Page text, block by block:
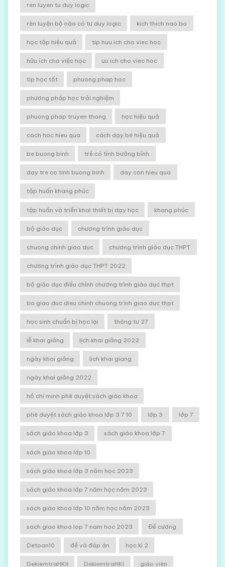
ren luyen tu duy logic
rèn luyện bộ não có tư duy logic kich thich nao bo
học tập hiệu quả tip huu ich cho viec hoc
hữu ích cho việc học uu ich cho viec hoc
tip học tốt phuong phap hoc
phương pháp học trải nghiệm
phuong phap truyen thong học hiệu quả
cach hoc hieu qua cách dạy bé hiệu quả
be buong binh trẻ có tính bướng bỉnh
day tre co tinh buong binh day con hieu qua
tập huấn khang phúc
tập huấn và triển khai thiết bị dạy học khang phúc
bộ giáo dục chương trình giáo dục
chuong chinh giao duc chương trình giáo dục THPT
chương trình giáo dục THPT 2022
bộ giáo dục điều chỉnh chương trình giáo dục thpt
bo giao duc dieu chinh chuong trinh giao duc thpt
học sinh chuẩn bị học lại thông tư 27
lễ khai giảng lịch khai giảng 2022
ngày khai giảng lich khai giang
ngày khai giảng 2022
hồ chí minh phê duyệt sách giáo khoa
phê duyệt sách giáo khoa lớp 3 7 10 lớp 3 lớp 7
sách giáo khoa lớp 3 sách giáo khoa lớp 7
sách giáo khoa lớp 10
sách giáo khoa lớp 3 năm học 2023
sách giáo khoa lớp 7 năm học năm 2023
sách giáo khoa lớp 10 năm học năm 2023
sach giao khoa lop 7 nam hoc 2023 Đề cương
Detoan10 đề và đáp án học kì 2
DekiemtraHKII DekiemtraHKI giáo viên